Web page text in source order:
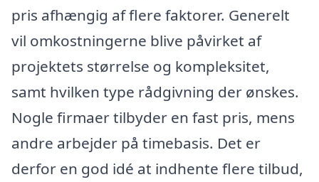
pris afhængig af flere faktorer. Generelt
vil omkostningerne blive påvirket af
projektets størrelse og kompleksitet,
samt hvilken type rådgivning der ønskes.
Nogle firmaer tilbyder en fast pris, mens
andre arbejder på timebasis. Det er
derfor en god idé at indhente flere tilbud,